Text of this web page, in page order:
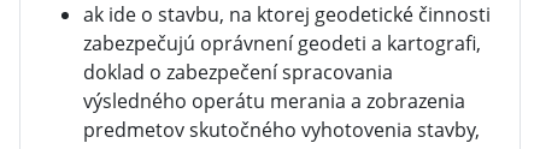
ak ide o stavbu, na ktorej geodetické činnosti
zabezpečujú oprávnení geodeti a kartografi,
doklad o zabezpečení spracovania
výsledného operátu merania a zobrazenia
predmetov skutočného vyhotovenia stavby,